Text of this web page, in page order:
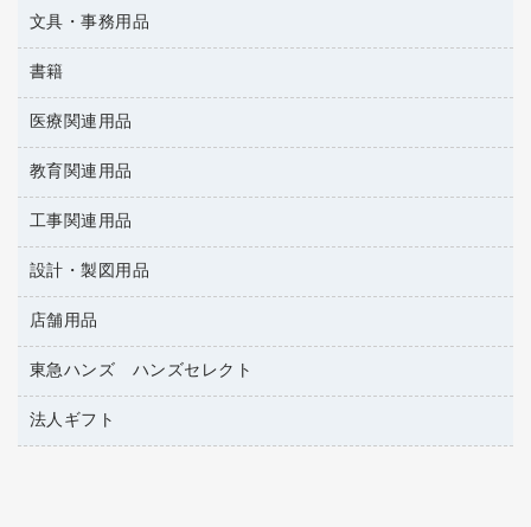
ダストボックス
タオル・アメニティ用品
スリッパ・サンダル・シューズ
スポーツ・レジャー用品
ゴミ袋
キッチン用品
典礼用品
帳簿
額縁
各種用紙
ルーズリーフ
板目表紙・綴込表紙
背幅が伸びるファイル
統一伝票用ファイル
収納保存用品
レターファイル
リングファイル
プレゼン用ファイル
ファイルボックス
パイプ式ファイル
その他ファイル
万年筆
筆ペン
消しゴム
修正液・修正ペン
修正テープ
鉛筆
マーキングペン（油性）
マーキングペン（水性）
ボールペン（油性）
文具・事務用品
輪ゴム
両面テープ
名札
保管・整理用品
壁面／足元収納
備品／小物ケース
透明テープ 事務用
電話台
書籍
雑誌
パソコンソフト
医療関連用品
保健用品
使い捨て手袋
感染症対策用品
介護用品
医療関連用品
教育関連用品
教育関連用品
工事関連用品
工事関連用品
屋外用品
設計・製図用品
設計・製図用品
店舗用品
店舗運営用品
陳列什器
紙手提げ袋
東急ハンズ ハンズセレクト
東急ハンズ
法人ギフト